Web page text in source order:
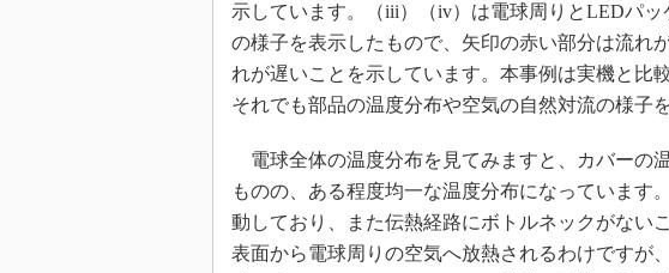
示しています。（iii）（iv）は電球周りとLEDパ
の様子を表示したもので、矢印の赤い部分は流れ
れが遅いことを示しています。本事例は実機と比
それでも部品の温度分布や空気の自然対流の様子
電球全体の温度分布を見てみますと、カバーの
ものの、ある程度均一な温度分布になっています
動しており、また伝熱経路にボトルネックがない
表面から電球周りの空気へ放熱されるわけですが